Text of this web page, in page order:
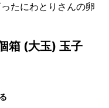
たにわとりさんの卵
箱 (大玉) 玉子